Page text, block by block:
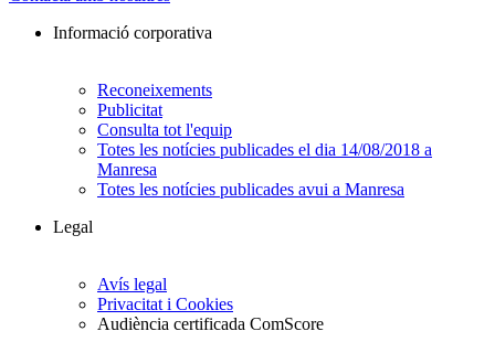
Informació corporativa
Reconeixements
Publicitat
Consulta tot l'equip
Totes les notícies publicades el dia 14/08/2018 a
Manresa
Totes les notícies publicades avui a Manresa
Legal
Avís legal
Privacitat i Cookies
Audiència certificada ComScore